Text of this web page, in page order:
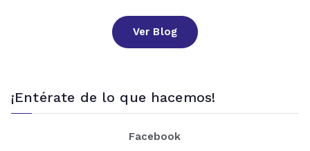
Ver Blog
¡Entérate de lo que hacemos!
Facebook